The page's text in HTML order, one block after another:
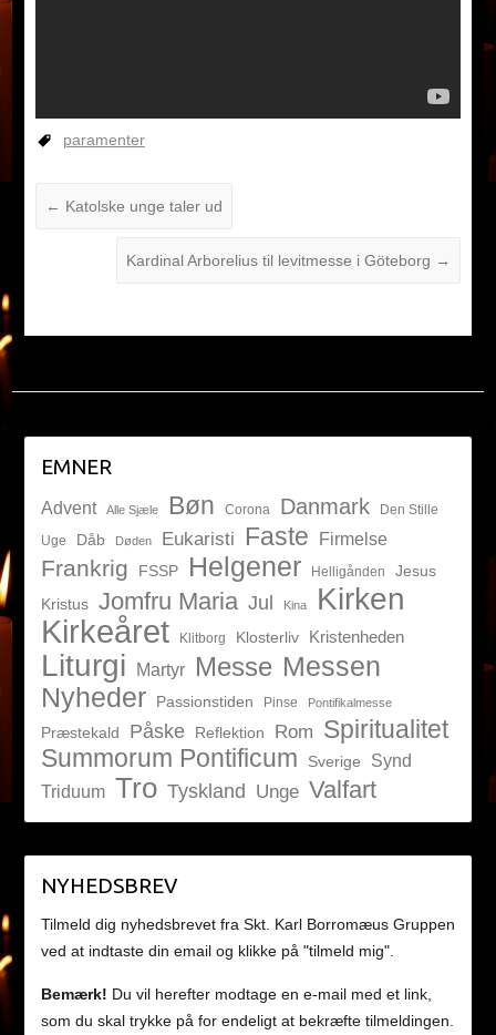
paramenter
← Katolske unge taler ud
Kardinal Arborelius til levitmesse i Göteborg →
EMNER
Advent Alle Sjæle Bøn Corona Danmark
Den Stille
Uge
Dåb Døden Eukaristi Faste Firmelse
Frankrig FSSP Helgener Helligånden
Jesus
Kristus Jomfru Maria Jul Kina Kirken
Kirkeåret Klitborg Klosterliv Kristenheden
Liturgi Martyr Messe Messen
Nyheder
Passionstiden Pinse Pontifikalmesse
Præstekald Påske Reflektion Rom Spiritualitet
Summorum Pontificum Sverige
Synd
Triduum Tro Tyskland Unge Valfart
NYHEDSBREV
Tilmeld dig nyhedsbrevet fra Skt. Karl Borromæus Gruppen
ved at indtaste din email og klikke på "tilmeld mig".
Bemærk! Du vil herefter modtage en e-mail med et link,
som du skal trykke på for endeligt at bekræfte tilmeldingen.